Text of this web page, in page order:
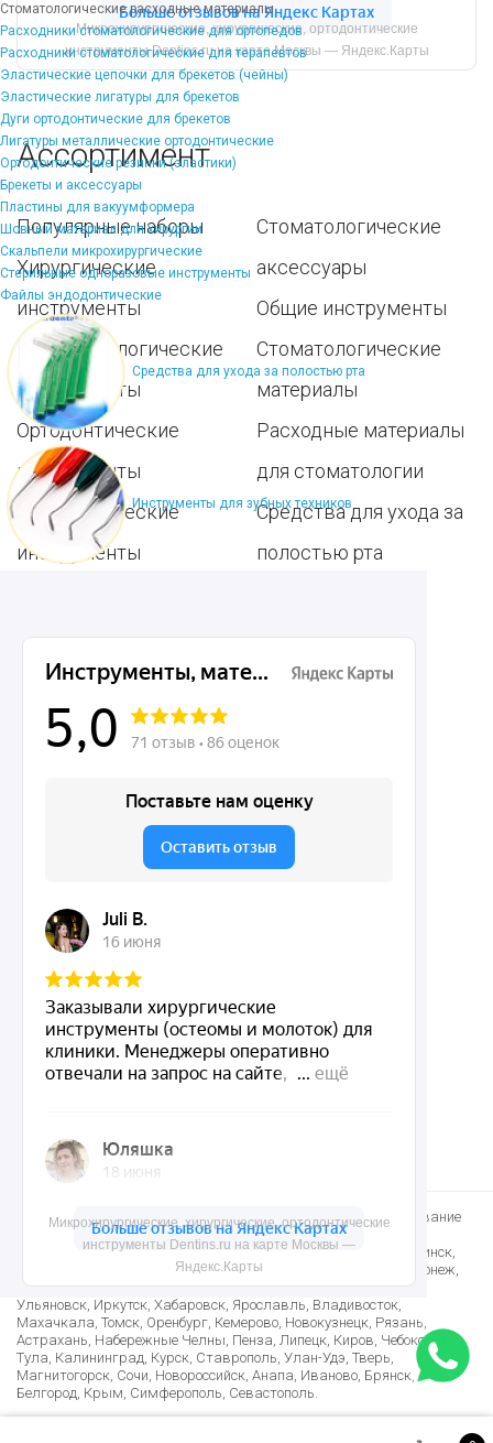
Стоматологические расходные материалы
Расходники стоматологические для ортопедов
Расходники стоматологические для терапевтов
Эластические цепочки для брекетов (чейны)
Эластические лигатуры для брекетов
Дуги ортодонтические для брекетов
Лигатуры металлические ортодонтические
Ортодонтические резинки (эластики)
Брекеты и аксессуары
Пластины для вакуумформера
Шовный материал для хирургии
Скальпели микрохирургические
Стерильные одноразовые инструменты
Файлы эндодонтические
Средства для ухода за полостью рта
Инструменты для зубных техников
Микрохирургические, хирургические, ортодонтические
инструменты Dentins.ru на карте Москвы —
Яндекс.Карты
Микрохирургические, хирургические, ортодонтические
инструменты Dentins.ru на карте Москвы — Яндекс.Карты
Ассортимент
Популярные наборы
Хирургические
инструменты
Пародонтологические
инструменты
Ортодонтические
инструменты
Терапевтические
инструменты
инструменты
Стоматологические
аксессуары
Общие инструменты
Стоматологические
материалы
Расходные материалы
для стоматологии
Средства для ухода за
полостью рта
Dentins.ru
Доставка и контакты
Карта сайта
Контакты
8 (495) 150-55-92
mail@dentins.ru
Быстро доставим стоматологические инструменты и оборудование
по Москве, Санкт-Петербургу и в другие регионы: Краснодар,
Новосибирск, Екатеринбург, Нижний Новгород, Казань, Челябинск,
Омск, Самара, Ростов-на-Дону, Уфа, Красноярск, Пермь, Воронеж,
Волгоград, Саратов, Тюмень, Тольятти, Ижевск, Барнаул,
Ульяновск, Иркутск, Хабаровск, Ярославль, Владивосток,
Махачкала, Томск, Оренбург, Кемерово, Новокузнецк, Рязань,
Астрахань, Набережные Челны, Пенза, Липецк, Киров, Чебоксары,
Тула, Калининград, Курск, Ставрополь, Улан-Удэ, Тверь,
Магнитогорск, Сочи, Новороссийск, Анапа, Иваново, Брянск,
Белгород, Крым, Симферополь, Севастополь.
Лучшие условия доставки в Армению, Казахстан, Беларусь,
Узбекистан, Таджикистан, Азербайджан, Киргизию и многие другие